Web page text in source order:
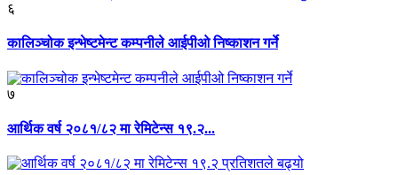
६
कालिञ्चोक इन्भेष्टमेन्ट कम्पनीले आईपीओ निष्काशन गर्ने
७
आर्थिक वर्ष २०८१/८२ मा रेमिटेन्स १९.२...